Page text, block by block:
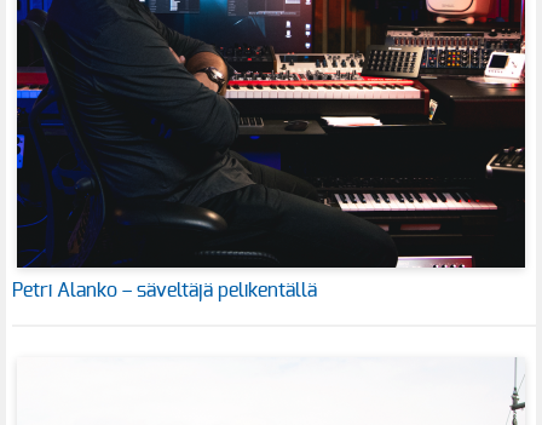
Petri Alanko – säveltäjä pelikentällä